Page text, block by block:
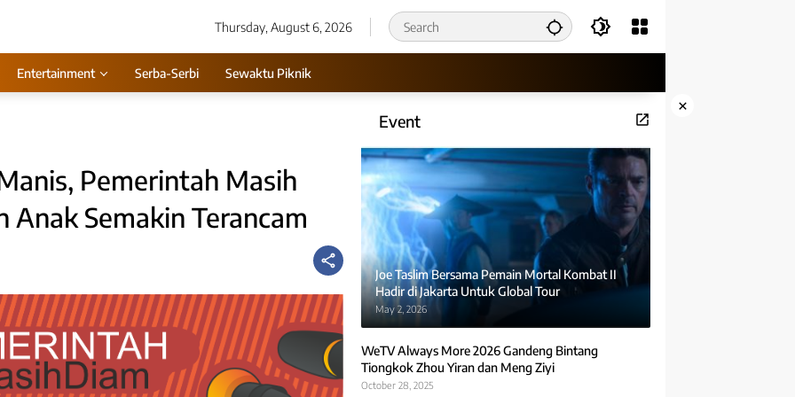
Thursday, August 6, 2026
Entertainment Serba-Serbi Sewaktu Piknik
×
Pemerintah Masih
Anak Semakin Terancam
Event
Joe Taslim Bersama Pemain Mortal Kombat II
Hadir di Jakarta Untuk Global Tour
May 2, 2026
WeTV Always More 2026 Gandeng Bintang
Tiongkok Zhou Yiran dan Meng Ziyi
October 28, 2025